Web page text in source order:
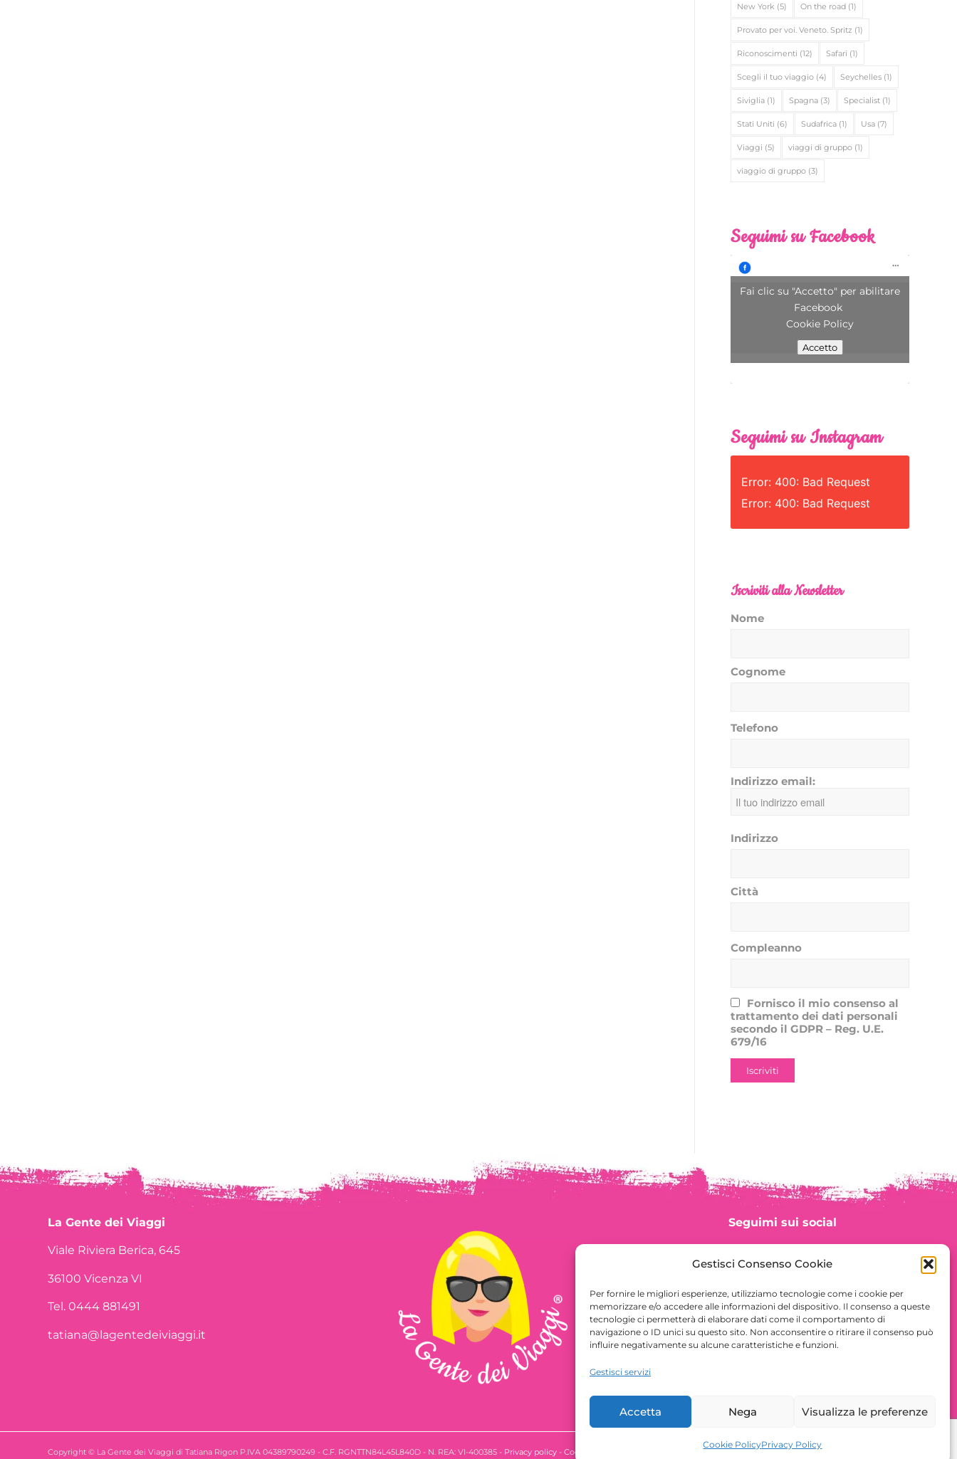
Prenota una Consulenza Viaggio
Gestisci Consenso Cookie
Per fornire le migliori esperienze, utilizziamo tecnologie come i cookie per
memorizzare e/o accedere alle informazioni del dispositivo. Il consenso a queste
tecnologie ci permetterà di elaborare dati come il comportamento di
navigazione o ID unici su questo sito. Non acconsentire o ritirare il consenso può
influire negativamente su alcune caratteristiche e funzioni.
Gestisci servizi
Accetta Nega Visualizza le preferenze
Cookie PolicyPrivacy Policy
New York (5) On the road(1)
Provato per voi. Veneto. Spritz (1)
Riconoscimenti (12) Safari (1)
Scegli il tuo viaggio(4) Seychelles(1)
Siviglia(1) Spagna(3) Specialist(1)
Stati Uniti (6) Sudafrica(1) Usa(7)
Viaggi (5) viaggi di gruppo(1)
viaggio di gruppo(3)
Seguimi su Facebook
Fai clic su "Accetto" per abilitare
Facebook
Cookie Policy
Accetto
Seguimi su Instagram
Error: 400: Bad Request
Error: 400: Bad Request
Iscriviti alla Newsletter
Nome
Cognome
Telefono
Indirizzo email:
Indirizzo
Città
Compleanno
Fornisco il mio consenso al
trattamento dei dati personali
secondo il GDPR – Reg. U.E.
679/16
La Gente dei Viaggi
Viale Riviera Berica, 645
36100 Vicenza VI
Tel. 0444 881491
tatiana@lagentedeiviaggi.it
Seguimi sui social
Copyright © La Gente dei Viaggi di Tatiana Rigon P.IVA 04389790249 - C.F. RGNTTN84L45L840D - N. REA: VI-400385 - Privacy policy - Cookie Policy Wonder Graphics